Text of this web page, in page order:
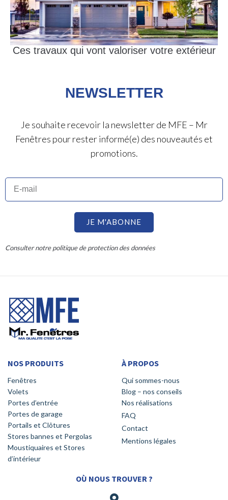
Ces travaux qui vont valoriser votre extérieur
NEWSLETTER
Je souhaite recevoir la newsletter de MFE – Mr
Fenêtres pour rester informé(e) des nouveautés et
promotions.
JE M'ABONNE
Consulter notre politique de protection des données
NOS PRODUITS
Fenêtres
Volets
Portes d’entrée
Portes de garage
Portails et Clôtures
Stores bannes et Pergolas
Moustiquaires et Stores
d’intérieur
À PROPOS
Qui sommes-nous
Blog – nos conseils
Nos réalisations
FAQ
Contact
Mentions légales
OÙ NOUS TROUVER ?